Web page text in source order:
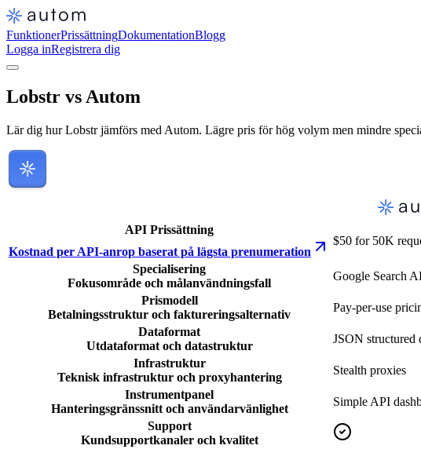
FunktionerPrissättningDokumentationBlogg
Logga inRegistrera dig
Lobstr vs Autom
Lär dig hur Lobstr jämförs med Autom. Lägre pris för hög volym men mindre
API Prissättning
Kostnad per API-anrop baserat på lägsta prenumeration
$50 for 50K
Specialisering
Fokusområde och målanvändningsfall
Google Search
Prismodell
Betalningsstruktur och faktureringsalternativ
Pay-per-use
Dataformat
Utdataformat och datastruktur
JSON structured
Infrastruktur
Teknisk infrastruktur och proxyhantering
Stealth proxies
Instrumentpanel
Hanteringsgränssnitt och användarvänlighet
Simple API
Support
Kundsupportkanaler och kvalitet